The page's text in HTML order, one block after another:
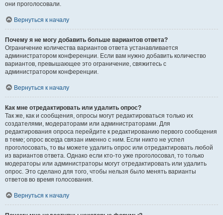
они проголосовали.
Вернуться к началу
Почему я не могу добавить больше вариантов ответа?
Ограничение количества вариантов ответа устанавливается
администратором конференции. Если вам нужно добавить количество
вариантов, превышающее это ограничение, свяжитесь с
администратором конференции.
Вернуться к началу
Как мне отредактировать или удалить опрос?
Так же, как и сообщения, опросы могут редактироваться только их
создателями, модераторами или администраторами. Для
редактирования опроса перейдите к редактированию первого сообщения
в теме; опрос всегда связан именно с ним. Если никто не успел
проголосовать, то вы можете удалить опрос или отредактировать любой
из вариантов ответа. Однако если кто-то уже проголосовал, то только
модераторы или администраторы могут отредактировать или удалить
опрос. Это сделано для того, чтобы нельзя было менять варианты
ответов во время голосования.
Вернуться к началу